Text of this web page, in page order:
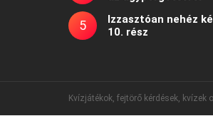
Izzasztóan nehéz
10. rész
Kvízjátékok, fejtörő kérdések, kvízek